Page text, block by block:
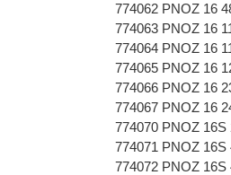
774062 PNOZ 16
774063 PNOZ 16
774064 PNOZ 16
774065 PNOZ 16
774066 PNOZ 16
774067 PNOZ 16
774070 PNOZ
774071 PNOZ
774072 PNOZ